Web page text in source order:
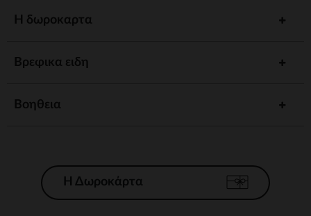
Η δωροκαρτα
Βρεφικα ειδη
Βοηθεια
Η Δωροκάρτα